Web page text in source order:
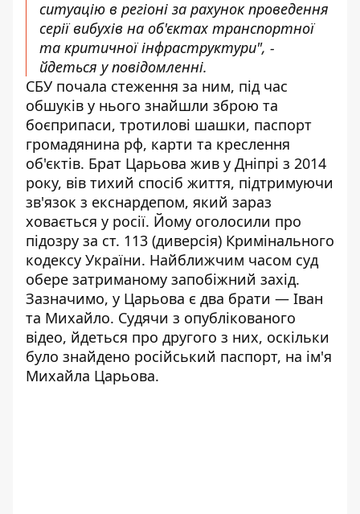
ситуацію в регіоні за рахунок проведення
серії вибухів на об'єктах транспортної
та критичної інфраструктури", -
йдеться у повідомленні.
СБУ почала стеження за ним, під час
обшуків у нього знайшли зброю та
боєприпаси, тротилові шашки, паспорт
громадянина рф, карти та креслення
об'єктів. Брат Царьова жив у Дніпрі з 2014
року, вів тихий спосіб життя, підтримуючи
зв'язок з екснардепом, який зараз
ховається у росії. Йому оголосили про
підозру за ст. 113 (диверсія) Кримінального
кодексу України. Найближчим часом суд
обере затриманому запобіжний захід.
Зазначимо, у Царьова є два брати — Іван
та Михайло. Судячи з опублікованого
відео, йдеться про другого з них, оскільки
було знайдено російський паспорт, на ім'я
Михайла Царьова.